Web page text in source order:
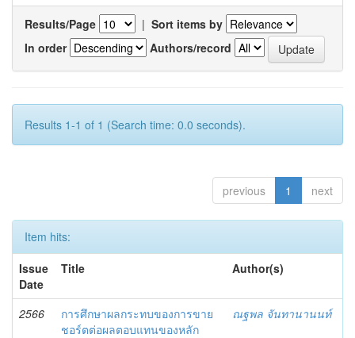
Results/Page | Sort items by
In order
Authors/record
Results 1-1 of 1 (Search time: 0.0 seconds).
previous 1 next
Item hits:
Issue
Date
Title Author(s)
2566
การศึกษาผลกระทบของการขาย
ชอร์ตต่อผลตอบแทนของหลัก
ณฐพล จันทานานนท์